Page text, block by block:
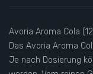
Avoria Aroma Cola
Das Avoria Aroma
Je nach Dosierung